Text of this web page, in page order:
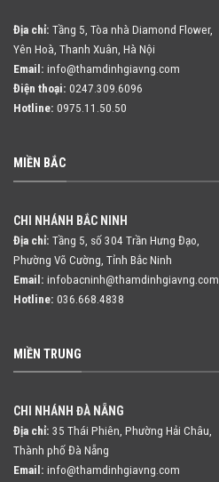
Địa chỉ: Tầng 5, Tòa nhà Diamond Flower,
Yên Hoà, Thanh Xuân, Hà Nội
Email: info@thamdinhgiavng.com
Điện thoại: 0247.309.6096
Hotline: 0975.11.50.50
MIỀN BẮC
CHI NHÁNH BẮC NINH
Địa chỉ: Tầng 5, số 304 Trần Hưng Đạo,
Phường Võ Cường, Tỉnh Bắc Ninh
Email: infobacninh@thamdinhgiavng.com
Hotline: 036.668.4838
MIỀN TRUNG
CHI NHÁNH ĐÀ NẴNG
Địa chỉ: 35 Thái Phiên, Phường Hải Châu,
Thành phố Đà Nẵng
Email: info@thamdinhgiavng.com